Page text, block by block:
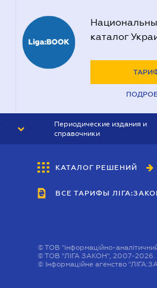
каталог
Периодические издания и
справочники
БУХГАЛТЕР&ЗАКОН
ВЕСТНИК МСФО
КАТАЛОГ РЕШЕНИЙ
ВСЕ ТАРИФЫ
©ТОВ "інформаційно-
©ТОВ "ЛІГА ЗАКОН", 2007-2026.
© Інформаційне агенство